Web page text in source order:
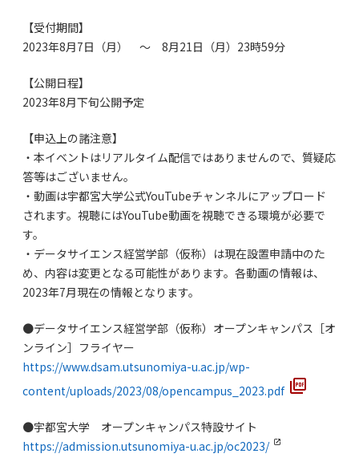
【受付期間】
2023年8月7日（月） ～ 8月21日（月）23時59分
【公開日程】
2023年8月下旬公開予定
【申込上の諸注意】
・本イベントはリアルタイム配信ではありませんので、質疑応
答等はございません。
・動画は宇都宮大学公式YouTubeチャンネルにアップロード
されます。視聴にはYouTube動画を視聴できる環境が必要で
す。
・データサイエンス経営学部（仮称）は現在設置申請中のた
め、内容は変更となる可能性があります。各動画の情報は、
2023年7月現在の情報となります。
●データサイエンス経営学部（仮称）オープンキャンパス［オ
ンライン］フライヤー
https://www.dsam.utsunomiya-u.ac.jp/wp-
content/uploads/2023/08/opencampus_2023.pdf
●宇都宮大学 オープンキャンパス特設サイト
https://admission.utsunomiya-u.ac.jp/oc2023/